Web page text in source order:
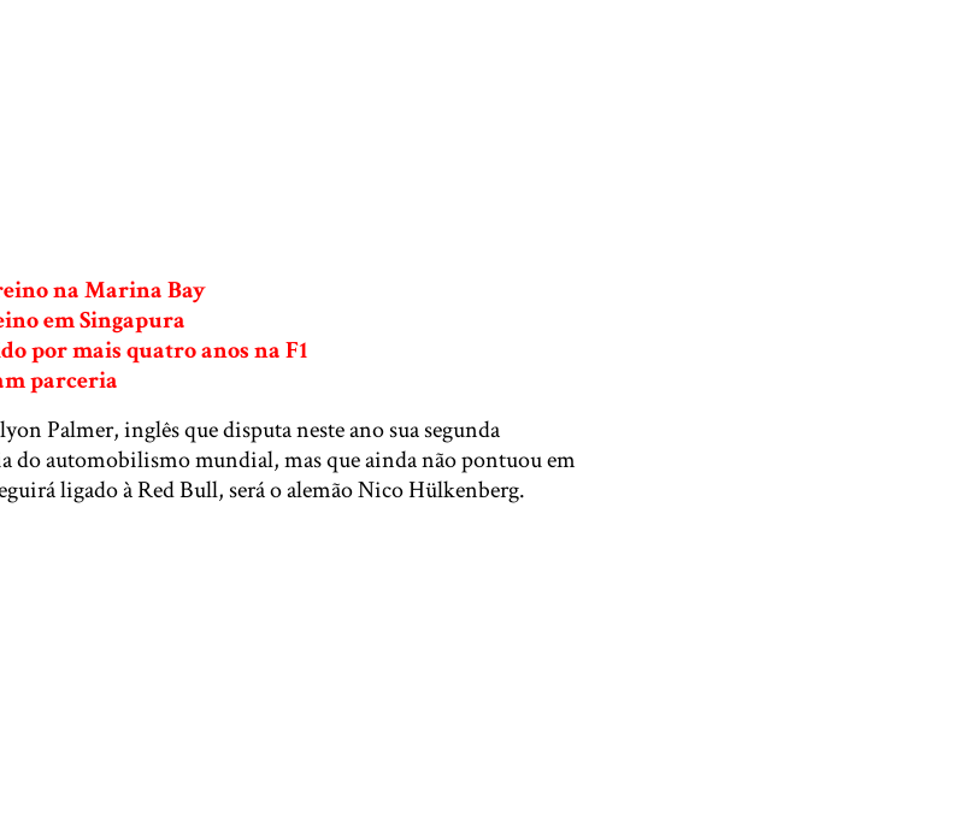
na Marina Bay
em Singapura
por mais quatro anos na F1
parceria
Palmer, inglês que disputa neste ano sua segunda
do automobilismo mundial, mas que ainda não pontuou em
ligado à Red Bull, será o alemão Nico Hülkenberg.